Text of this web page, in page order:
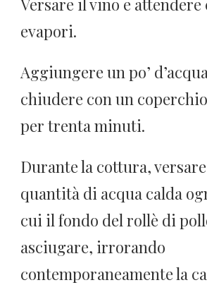
evapori.
Aggiungere un po’
chiudere con un
per trenta minuti.
Durante la cottura,
quantità di acqua calda
cui il fondo del rollè di
asciugare, irrorando
contemporaneamente la